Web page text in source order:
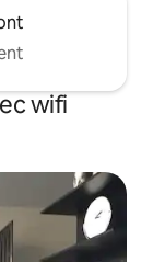
wifi